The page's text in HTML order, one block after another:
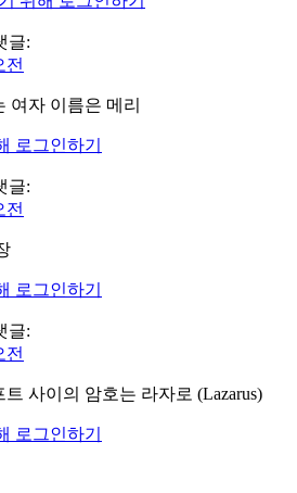
글:
전
여자 이름은 메리
로그인하기
글:
전
로그인하기
글:
전
사이의 암호는 라자로 (Lazarus)
로그인하기